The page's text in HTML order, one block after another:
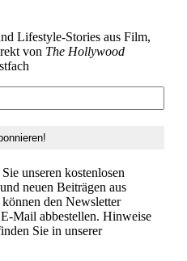
Lifestyle-Stories aus Film,
von The Hollywood
unseren kostenlosen
neuen Beiträgen aus
den Newsletter
Mail abbestellen. Hinweise
Sie in unserer